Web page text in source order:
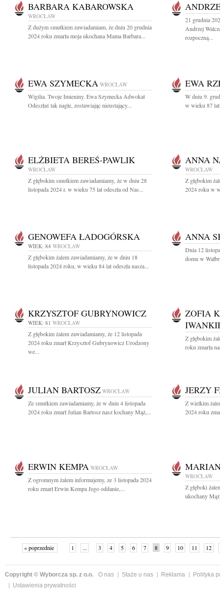
BARBARA KABAROWSKA
WROCŁAW
Z dużym smutkiem zawiadamiam, że dniu 20 grudnia
2024 roku zmarła moja ukochana Mama Barbara...
21 grudnia
Andrzej
rozpoczną...
EWA SZYMECKA WROCŁAW
Wigilia. Twoje Imieniny. Ewa Szymecka Adwokat
Odeszłaś tak nagłe, zostawiając nieustający...
EWA
W dniu 9.
w wieku 87
ELŻBIETA BEREŚ-PAWLIK
WROCŁAW
Z głębokim smutkiem zawiadamiamy, że w dniu 28
listopada 2024 r. w wieku 75 lat odeszła od Nas...
ANNA
WROCŁAW
Z głębokim
2024 roku w
GENOWEFA ŁADOGÓRSKA
WIEK: 84 WROCŁAW
Z głębokim żalem zawiadamiamy, że w dniu 18
listopada 2024 roku, w wieku 84 lat odeszła nasza...
ANNA
Dnia 12
domu w
KRZYSZTOF GUBRYNOWICZ
WIEK: 81 WROCŁAW
Z głębokim żalem zawiadamiamy, że 12 listopada
2024 roku zmarł Krzysztof Gubrynowicz Urodzony
we...
ZOFIA
Z głębokim
roku zmarła
JULIAN BARTOSZ WROCŁAW
Ze smutkiem zawiadamiamy, że w dniu 4 listopada
2024 roku zmarł Julian Bartosz nasz kochany Mąż,...
JERZY
Z wielkim
2024 roku
ERWIN KEMPA WROCŁAW
Z ogromnym żalem informujemy, ze 3 listopada 2024
roku zmarł Erwin Kempa Jego oddanie,...
WROCŁAW
Z głęboki
ukochany
« poprzednie 1 ... 3 4 5 6 7 8 9 10 11 12
Copyright © Wyborcza sp. z o.o. O nas Staże u nas Reklama
Polityka
Ustawienia prywatności